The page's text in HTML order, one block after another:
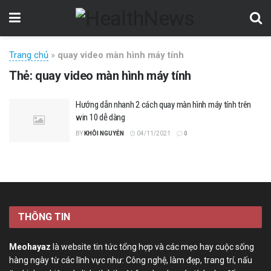
Trang chủ » quay video màn hình máy tính
Thẻ: quay video màn hình máy tính
Hướng dẫn nhanh 2 cách quay màn hình máy tính trên
win 10 dễ dàng
BY KHÔI NGUYỄN 04/11/2021 0
THÔNG TIN
Meohayaz là website tin tức tổng hợp và các mẹo hay cuộc sống
hàng ngày từ các lĩnh vực như: Công nghệ, làm đẹp, trang trí, nấu